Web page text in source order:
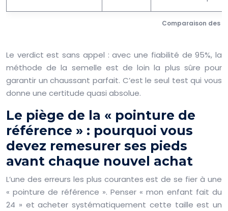
Comparaison des
Le verdict est sans appel : avec une fiabilité de 95%, la
méthode de la semelle est de loin la plus sûre pour
garantir un chaussant parfait. C’est le seul test qui vous
donne une certitude quasi absolue.
Le piège de la « pointure de
référence » : pourquoi vous
devez remesurer ses pieds
avant chaque nouvel achat
L’une des erreurs les plus courantes est de se fier à une
« pointure de référence ». Penser « mon enfant fait du
24 » et acheter systématiquement cette taille est un